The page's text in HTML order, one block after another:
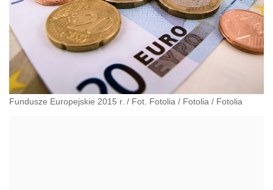
Fundusze Europejskie 2015 r. / Fot. Fotolia / Fotolia / Fotolia